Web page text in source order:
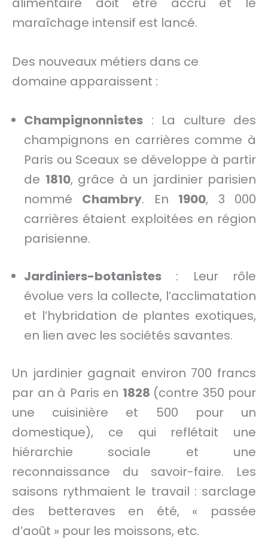
maraîchage intensif est lancé.
Des nouveaux métiers dans ce
domaine apparaissent :
Champignonnistes : La culture des
champignons en carrières comme à
Paris ou Sceaux se développe à partir
de 1810, grâce à un jardinier parisien
nommé Chambry. En 1900, 3 000
carrières étaient exploitées en région
parisienne.
Jardiniers-botanistes : Leur rôle
évolue vers la collecte, l’acclimatation
et l’hybridation de plantes exotiques,
en lien avec les sociétés savantes.
Un jardinier gagnait environ 700 francs
par an à Paris en 1828 (contre 350 pour
une cuisinière et 500 pour un
domestique), ce qui reflétait une
hiérarchie sociale et une
reconnaissance du savoir-faire. Les
saisons rythmaient le travail : sarclage
des betteraves en été, « passée
d’août » pour les moissons, etc.